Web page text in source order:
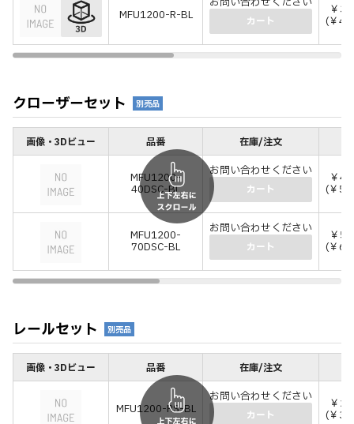
MFU1200-R-BL カート
￥
(￥
クローザーセット 別売品
画像・3Dビュー 品番 在庫/注文
MFU1200-
40DSC-BL
お問い合わせください
カート
￥
(￥
MFU1200-
70DSC-BL
お問い合わせください
カート
￥
(￥
レールセット 別売品
画像・3Dビュー 品番 在庫/注文
MFU1200-RS-BL
お問い合わせください
カート
￥
(￥